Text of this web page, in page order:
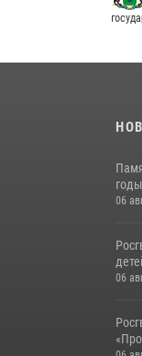
06
06